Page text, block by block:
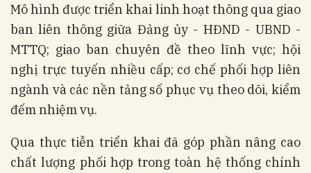
Mô hình được triển khai linh hoạt thông qua giao
ban liên thông giữa Đảng ủy - HĐND - UBND -
MTTQ; giao ban chuyên đề theo lĩnh vực; hội
nghị trực tuyến nhiều cấp; cơ chế phối hợp liên
ngành và các nền tảng số phục vụ theo dõi, kiểm
đếm nhiệm vụ.
Qua thực tiễn triển khai đã góp phần nâng cao
chất lượng phối hợp trong toàn hệ thống chính